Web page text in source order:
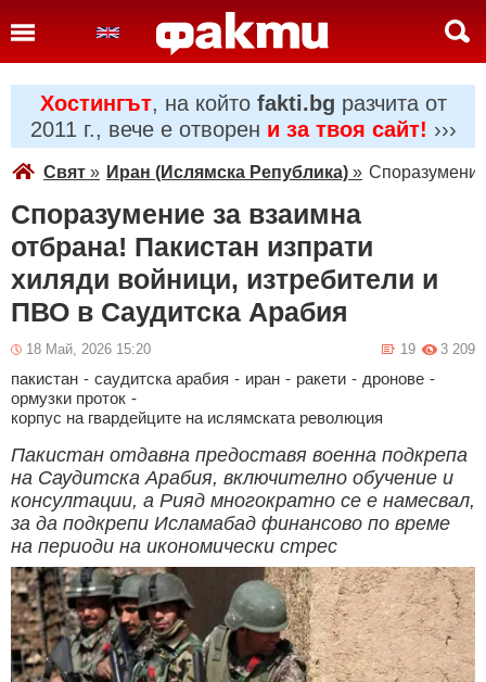
Хостингът, на който fakti.bg разчита от
2011 г., вече е отворен и за твоя сайт! ›››
Свят » Иран (Ислямска Република) »
Споразумение за взаимна
отбрана! Пакистан изпрати
хиляди войници, изтребители и
ПВО в Саудитска Арабия
18 Май, 2026 15:20 3 209
19
пакистан - саудитска арабия - иран - ракети - дронове -
ормузки проток -
корпус на гвардейците на ислямската революция
Пакистан отдавна предоставя военна подкрепа
на Саудитска Арабия, включително обучение и
консултации, а Рияд многократно се е намесвал,
за да подкрепи Исламабад финансово по време
на периоди на икономически стрес